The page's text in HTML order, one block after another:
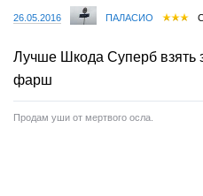
26.05.2016 ПАЛАСИО
Лучше Шкода Суперб взять
фарш
Продам уши от мертвого осла.